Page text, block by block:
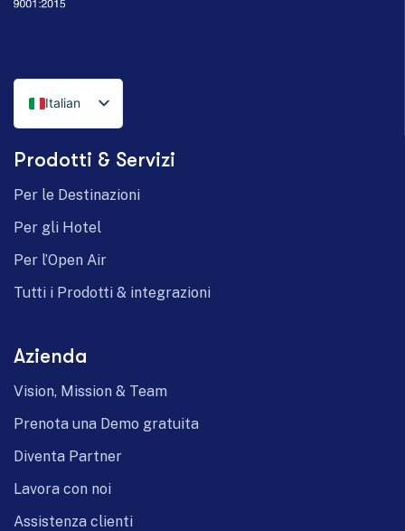
Italian
English
German
Prodotti & Servizi
Per le Destinazioni
Per gli Hotel
Per l’Open Air
Tutti i Prodotti & integrazioni
Azienda
Vision, Mission & Team
Prenota una Demo gratuita
Diventa Partner
Lavora con noi
Assistenza clienti